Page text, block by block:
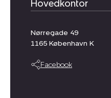
Hovedkontor
Nørregade 49
1165 København K
Facebook